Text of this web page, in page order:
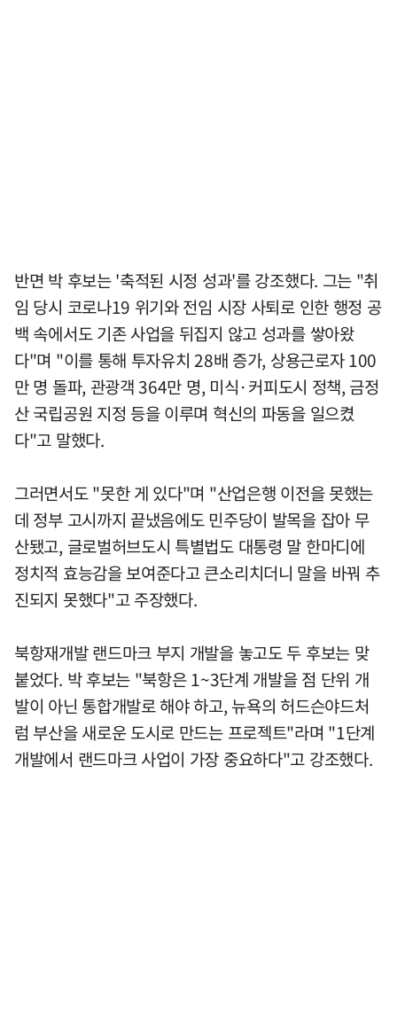
반면 박 후보는 '축적된 시정 성과'를 강조했다. 그는 "취
임 당시 코로나19 위기와 전임 시장 사퇴로 인한 행정 공
백 속에서도 기존 사업을 뒤집지 않고 성과를 쌓아왔
다"며 "이를 통해 투자유치 28배 증가, 상용근로자 100
만 명 돌파, 관광객 364만 명, 미식·커피도시 정책, 금정
산 국립공원 지정 등을 이루며 혁신의 파동을 일으켰
다"고 말했다.
그러면서도 "못한 게 있다"며 "산업은행 이전을 못했는
데 정부 고시까지 끝냈음에도 민주당이 발목을 잡아 무
산됐고, 글로벌허브도시 특별법도 대통령 말 한마디에
정치적 효능감을 보여준다고 큰소리치더니 말을 바꿔 추
진되지 못했다"고 주장했다.
북항재개발 랜드마크 부지 개발을 놓고도 두 후보는 맞
붙었다. 박 후보는 "북항은 1~3단계 개발을 점 단위 개
발이 아닌 통합개발로 해야 하고, 뉴욕의 허드슨야드처
럼 부산을 새로운 도시로 만드는 프로젝트"라며 "1단계
개발에서 랜드마크 사업이 가장 중요하다"고 강조했다.